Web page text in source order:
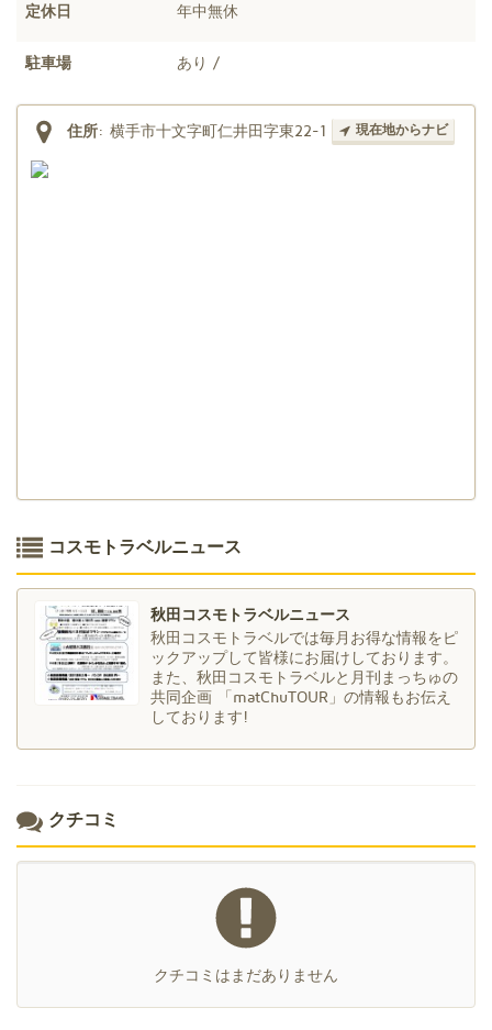
定休日 年中無休
駐車場 あり /
住所:横手市十文字町仁井田字東22-1 現在地からナビ
コスモトラベルニュース
秋田コスモトラベルニュース
秋田コスモトラベルでは毎月お得な情報をピ
ックアップして皆様にお届けしております。
また、秋田コスモトラベルと月刊まっちゅの
共同企画 「matChuTOUR」の情報もお伝え
しております!
クチコミ
クチコミはまだありません